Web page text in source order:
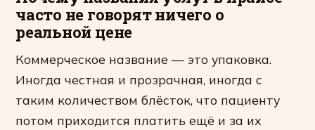
часто не говорят ничего о
реальной цене
Коммерческое название — это упаковка.
Иногда честная и прозрачная, иногда с
таким количеством блёсток, что пациенту
потом приходится платить ещё и за их